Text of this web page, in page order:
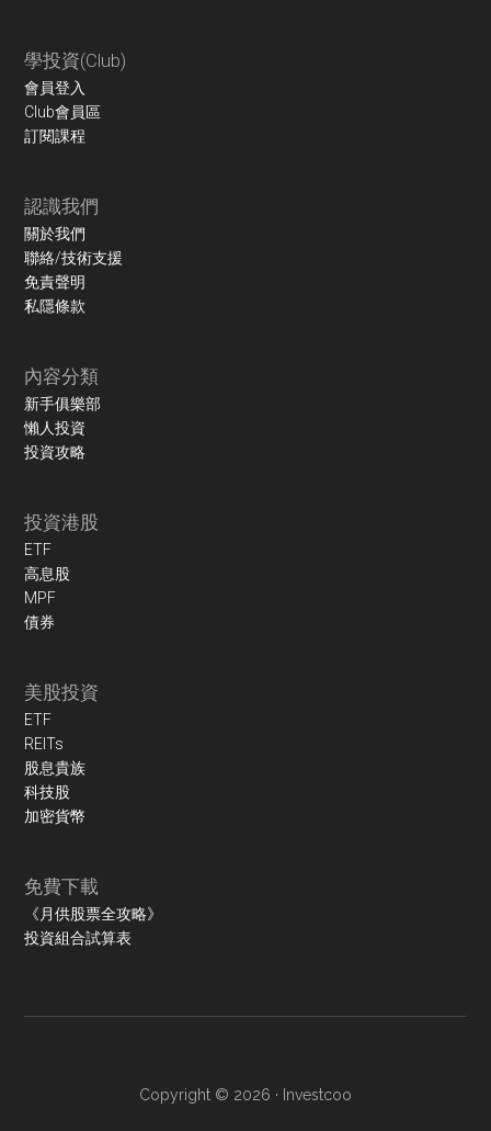
學投資(Club)
會員登入
Club會員區
訂閱課程
認識我們
關於我們
聯絡/技術支援
免責聲明
私隱條款
內容分類
新手俱樂部
懶人投資
投資攻略
投資港股
ETF
高息股
MPF
債券
美股投資
ETF
REITs
股息貴族
科技股
加密貨幣
免費下載
《月供股票全攻略》
投資組合試算表
Copyright © 2026 · Investcoo